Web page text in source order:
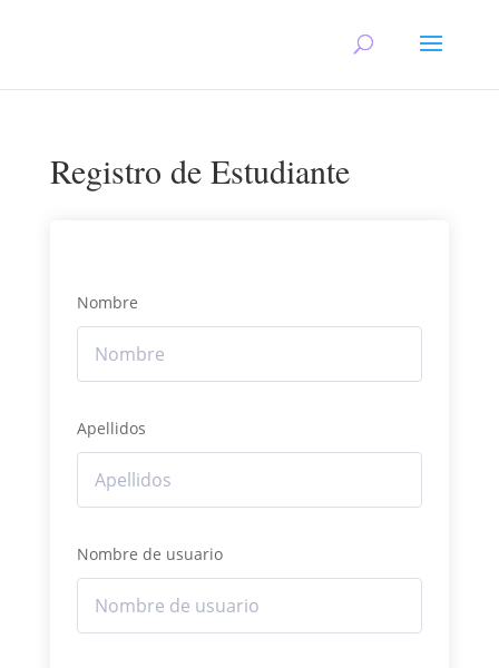
Registro de Estudiante
Nombre
Apellidos
Nombre de usuario